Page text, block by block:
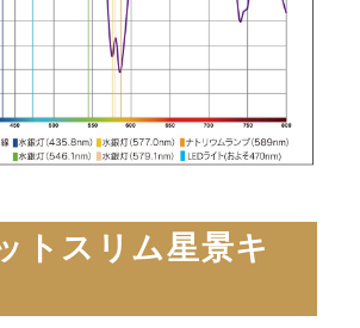
トスリム星景キ